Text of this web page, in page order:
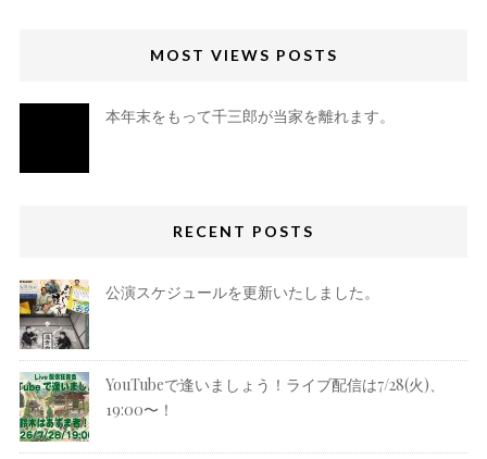
MOST VIEWS POSTS
本年末をもって千三郎が当家を離れます。
RECENT POSTS
公演スケジュールを更新いたしました。
YouTubeで逢いましょう！ライブ配信は7/28(火)、
19:00〜！